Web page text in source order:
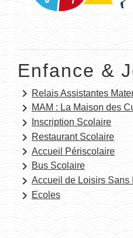
Enfance &
keyboard_arrow_right Relais Assistantes
keyboard_arrow_right MAM : La Maison des
keyboard_arrow_right Inscription Scolaire
keyboard_arrow_right Restaurant Scolaire
keyboard_arrow_right Accueil Périscolaire
keyboard_arrow_right Bus Scolaire
keyboard_arrow_right Accueil de Loisirs Sans
keyboard_arrow_right Ecoles